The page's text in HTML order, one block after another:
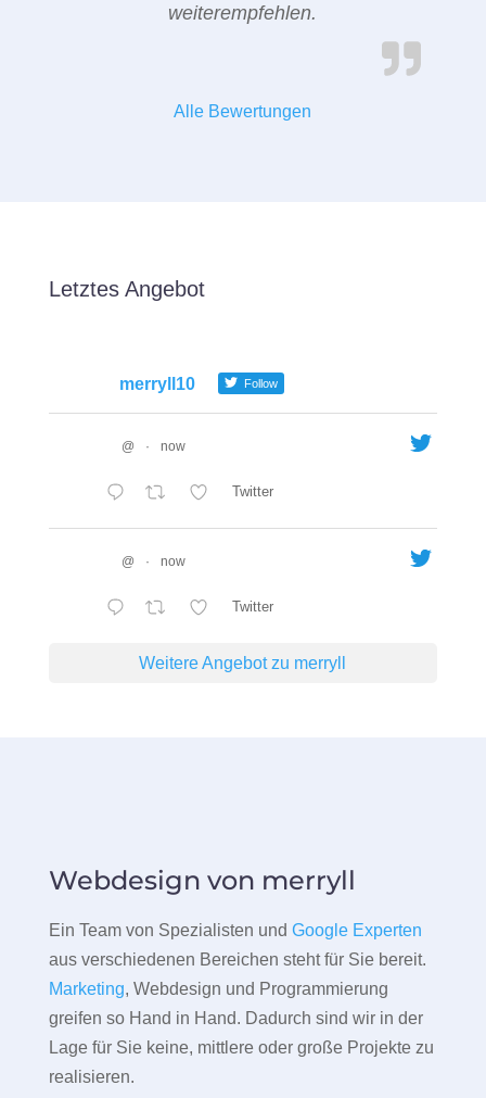
weiterempfehlen.
Alle Bewertungen
Letztes Angebot
merryll10 Follow
@ · now
Twitter
@ · now
Twitter
Weitere Angebot zu merryll
Webdesign von merryll
Ein Team von Spezialisten und Google Experten
aus verschiedenen Bereichen steht für Sie bereit.
Marketing, Webdesign und Programmierung
greifen so Hand in Hand. Dadurch sind wir in der
Lage für Sie keine, mittlere oder große Projekte zu
realisieren.